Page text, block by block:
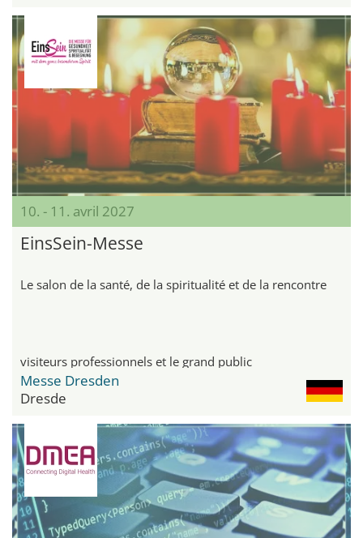
10. - 11. avril 2027
EinsSein-Messe
Le salon de la santé, de la spiritualité et de la rencontre
visiteurs professionnels et le grand public
Messe Dresden
Dresde